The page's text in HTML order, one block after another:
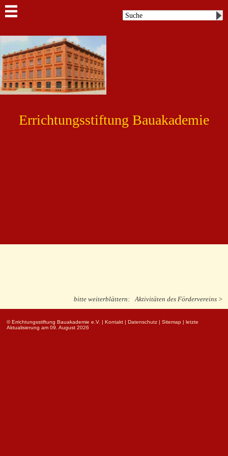
Errichtungsstiftung Bauakademie
Aktivitäten des Fördervereins >
bitte weiterblättern:
© Errichtungsstiftung Bauakademie e.V. | Kontakt | Datenschutz | Sitemap | letzte
Aktualisierung am 09. August 2026